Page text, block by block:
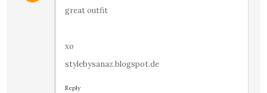
great outfit
xo
stylebysanaz.blogspot.de
Reply